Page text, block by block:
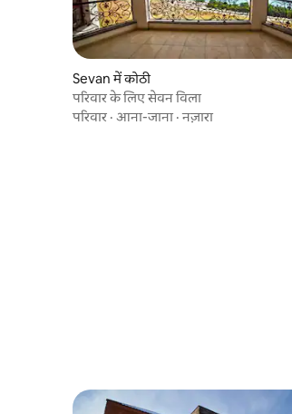
Sevan में कोठी
परिवार के लिए सेवन विला
परिवार · आना-जाना ·नज़ारा